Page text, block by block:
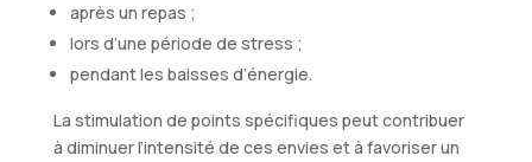
après un repas ;
lors d’une période de stress ;
pendant les baisses d’énergie.
La stimulation de points spécifiques peut contribuer
à diminuer l’intensité de ces envies et à favoriser un